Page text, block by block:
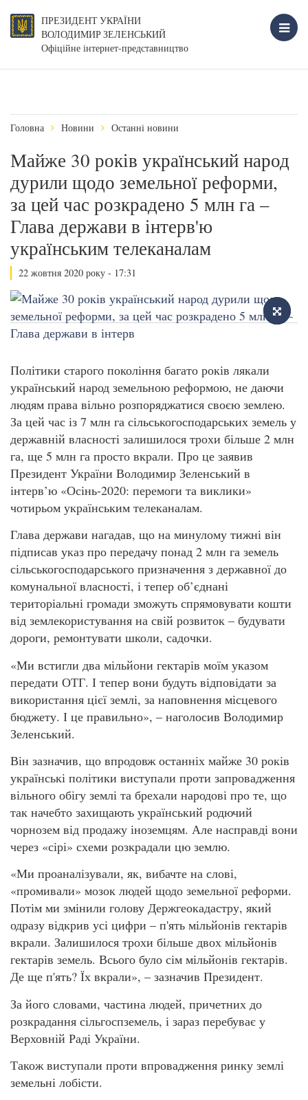
ПРЕЗИДЕНТ УКРАЇНИ
ВОЛОДИМИР ЗЕЛЕНСЬКИЙ
Офіційне інтернет-представництво
Головна Новини Останні новини
Майже 30 років український народ
дурили щодо земельної реформи,
за цей час розкрадено 5 млн га –
Глава держави в інтерв'ю
українським телеканалам
22 жовтня 2020 року - 17:31
Політики старого покоління багато років лякали
український народ земельною реформою, не даючи
людям права вільно розпоряджатися своєю землею.
За цей час із 7 млн га сільськогосподарських земель у
державній власності залишилося трохи більше 2 млн
га, ще 5 млн га просто вкрали. Про це заявив
Президент України Володимир Зеленський в
інтерв’ю «Осінь-2020: перемоги та виклики»
чотирьом українським телеканалам.
Глава держави нагадав, що на минулому тижні він
підписав указ про передачу понад 2 млн га земель
сільськогосподарського призначення з державної до
комунальної власності, і тепер об’єднані
територіальні громади зможуть спрямовувати кошти
від землекористування на свій розвиток – будувати
дороги, ремонтувати школи, садочки.
«Ми встигли два мільйони гектарів моїм указом
передати ОТГ. І тепер вони будуть відповідати за
використання цієї землі, за наповнення місцевого
бюджету. І це правильно», – наголосив Володимир
Зеленський.
Він зазначив, що впродовж останніх майже 30 років
українські політики виступали проти запровадження
вільного обігу землі та брехали народові про те, що
так начебто захищають український родючий
чорнозем від продажу іноземцям. Але насправді вони
через «сірі» схеми розкрадали цю землю.
«Ми проаналізували, як, вибачте на слові,
«промивали» мозок людей щодо земельної реформи.
Потім ми змінили голову Держгеокадастру, який
одразу відкрив усі цифри – п'ять мільйонів гектарів
вкрали. Залишилося трохи більше двох мільйонів
гектарів земель. Всього було сім мільйонів гектарів.
Де ще п'ять? Їх вкрали», – зазначив Президент.
За його словами, частина людей, причетних до
розкрадання сільгоспземель, і зараз перебуває у
Верховній Раді України.
Також виступали проти впровадження ринку землі
земельні лобісти.